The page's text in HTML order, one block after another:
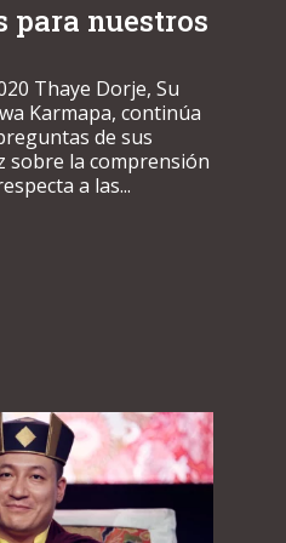
para nuestros
Thaye Dorje, Su
Karmapa, continúa
de sus
sobre la comprensión
a las...